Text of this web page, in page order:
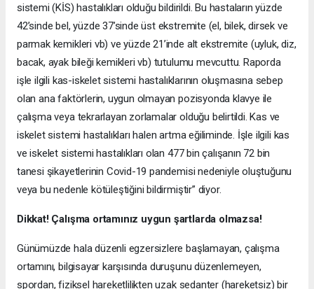
sistemi (KİS) hastalıkları olduğu bildirildi. Bu hastaların yüzde
42’sinde bel, yüzde 37’sinde üst ekstremite (el, bilek, dirsek ve
parmak kemikleri vb) ve yüzde 21’inde alt ekstremite (uyluk, diz,
bacak, ayak bileği kemikleri vb) tutulumu mevcuttu. Raporda
işle ilgili kas-iskelet sistemi hastalıklarının oluşmasına sebep
olan ana faktörlerin, uygun olmayan pozisyonda klavye ile
çalışma veya tekrarlayan zorlamalar olduğu belirtildi. Kas ve
iskelet sistemi hastalıkları halen artma eğiliminde. İşle ilgili kas
ve iskelet sistemi hastalıkları olan 477 bin çalışanın 72 bin
tanesi şikayetlerinin Covid-19 pandemisi nedeniyle oluştuğunu
veya bu nedenle kötüleştiğini bildirmiştir” diyor.
Dikkat! Çalışma ortamınız uygun şartlarda olmazsa!
Günümüzde hala düzenli egzersizlere başlamayan, çalışma
ortamını, bilgisayar karşısında duruşunu düzenlemeyen,
spordan, fiziksel hareketlilikten uzak sedanter (hareketsiz) bir